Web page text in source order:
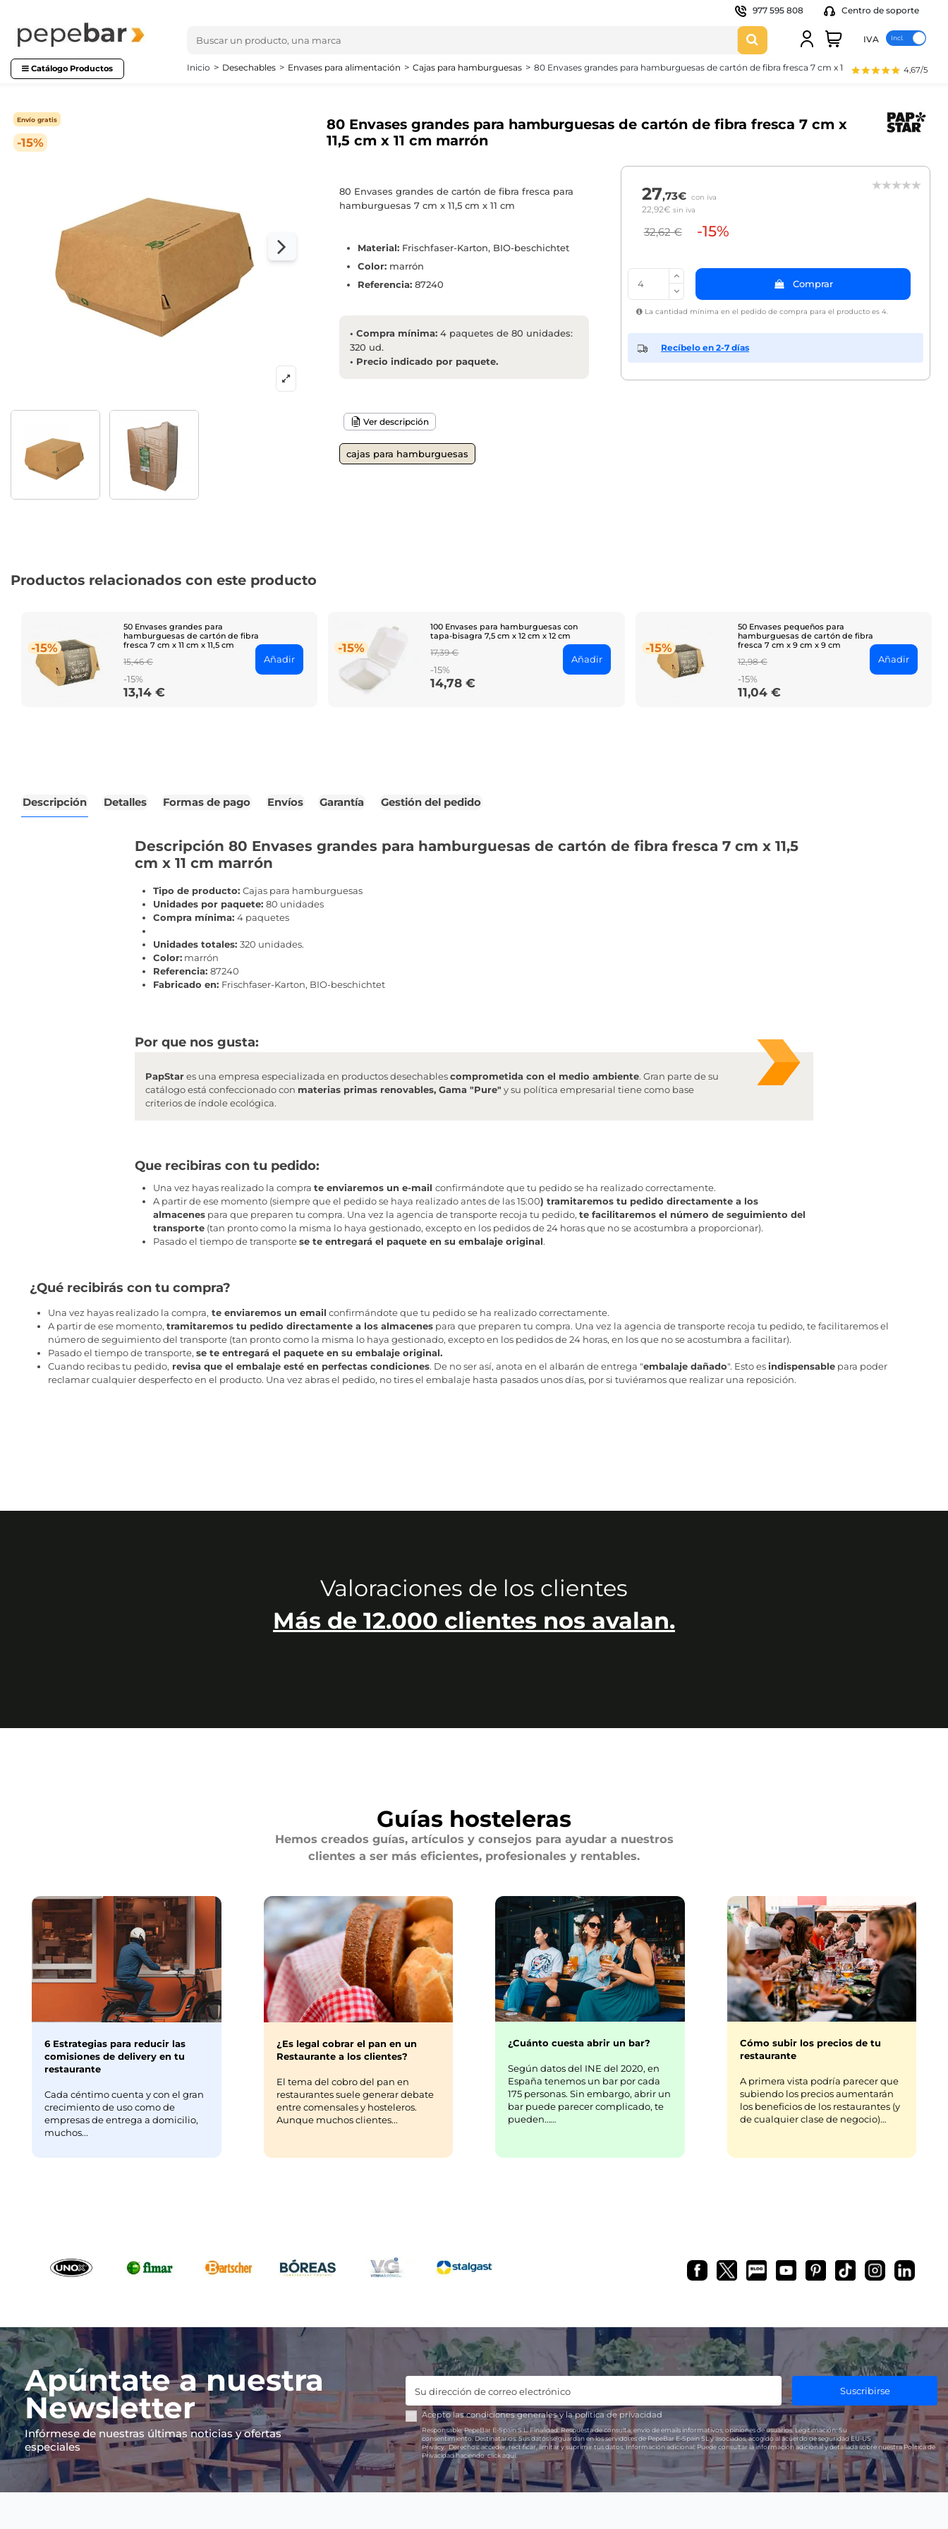
977 595 808 Centro de soporte
IVA
Catálogo Productos 4,67/5
Inicio Desechables Envases para alimentación Cajas para hamburguesas 80 Envases grandes para hamburguesas de cartón de fibra fresca 7 cm x 11,5 cm x 11 cm marrón
-15%
Envío gratis
80 Envases grandes para hamburguesas de cartón de fibra fresca 7 cm x
11,5 cm x 11 cm marrón
80 Envases grandes de cartón de fibra fresca para
hamburguesas 7 cm x 11,5 cm x 11 cm
Material:Frischfaser-Karton, BIO-beschichtet
Color:marrón
Referencia: 87240
• Compra mínima: 4 paquetes de 80 unidades:
320 ud.
• Precio indicado por paquete.
Ver descripción
cajas para hamburguesas
27,73€ con iva
22,92€ sin iva
32,62 € -15%
Comprar
La cantidad mínima en el pedido de compra para el producto es 4.
Recíbelo en 2-7 días
Productos relacionados con este producto
-15%
50 Envases grandes para
hamburguesas de cartón de fibra
fresca 7 cm x 11 cm x 11,5 cm
Regular
price
15,46 €
-15%
Price
13,14 €
Añadir
-15%
100 Envases para hamburguesas con
tapa-bisagra 7,5 cm x 12 cm x 12 cm
Regular
price
17,39 €
-15%
Price
14,78 €
Añadir
-15%
50 Envases pequeños para
hamburguesas de cartón de fibra
fresca 7 cm x 9 cm x 9 cm
Regular
price
12,98 €
-15%
Price
11,04 €
Añadir
Descripción Detalles Formas de pago Envíos Garantía Gestión del pedido
Descripción 80 Envases grandes para hamburguesas de cartón de fibra fresca 7 cm x 11,5
cm x 11 cm marrón
Tipo de producto: Cajas para hamburguesas
Unidades por paquete: 80 unidades
Compra mínima: 4 paquetes
Unidades totales: 320 unidades.
Color: marrón
Referencia: 87240
Fabricado en: Frischfaser-Karton, BIO-beschichtet
Por que nos gusta:
PapStares una empresa especializada en productos desechablescomprometida con el medio ambiente. Gran parte de su
catálogo está confeccionado con materias primas renovables, Gama "Pure" y su política empresarial tiene como base
criterios de índole ecológica.
Que recibiras con tu pedido:
Una vez hayas realizado la compra te enviaremos un e-mail confirmándote que tu pedido se ha realizado correctamente.
A partir de ese momento (siempre que el pedido se haya realizado antes de las 15:00) tramitaremos tu pedido directamente a los
almacenes para que preparen tu compra. Una vez la agencia de transporte recoja tu pedido, te facilitaremos el número de seguimiento del
transporte (tan pronto como la misma lo haya gestionado, excepto en los pedidos de 24 horas que no se acostumbra a proporcionar).
Pasado el tiempo de transportese te entregará el paquete en su embalaje original.
¿Qué recibirás con tu compra?
Una vez hayas realizado la compra, te enviaremos un email confirmándote que tu pedido se ha realizado correctamente.
A partir de ese momento, tramitaremos tu pedido directamente a los almacenespara que preparen tu compra. Una vez la agencia de transporte recoja tu pedido, te facilitaremos el
número de seguimiento del transporte (tan pronto como la misma lo haya gestionado, excepto en los pedidos de 24 horas, en los que no se acostumbra a facilitar).
Pasado el tiempo de transporte, se te entregará el paquete en su embalaje original.
Cuando recibas tu pedido, revisa que el embalaje esté en perfectas condiciones. De no ser así, anota en el albarán de entrega "embalaje dañado". Esto esindispensablepara poder
reclamar cualquier desperfecto en el producto. Una vez abras el pedido, no tires el embalaje hasta pasados unos días, por si tuviéramos que realizar una reposición.
Valoraciones de los clientes
Más de 12.000 clientes nos avalan.
Guías hosteleras
Hemos creados guías, artículos y consejos para ayudar a nuestros
clientes a ser más eficientes, profesionales y rentables.
6 Estrategias para reducir las
comisiones de delivery en tu
restaurante
Cada céntimo cuenta y con el gran
crecimiento de uso como de
empresas de entrega a domicilio,
muchos...
¿Es legal cobrar el pan en un
Restaurante a los clientes?
El tema del cobro del pan en
restaurantes suele generar debate
entre comensales y hosteleros.
Aunque muchos clientes...
¿Cuánto cuesta abrir un bar?
Según datos del INE del 2020, en
España tenemos un bar por cada
175 personas. Sin embargo, abrir un
bar puede parecer complicado, te
pueden……
Cómo subir los precios de tu
restaurante
A primera vista podría parecer que
subiendo los precios aumentarán
los beneficios de los restaurantes (y
de cualquier clase de negocio)…
Apúntate a nuestra
Newsletter
Infórmese de nuestras últimas noticias y ofertas
especiales
Suscribirse
Acepto lascondiciones generalesy lapolítica de privacidad
Responsable:PepeBar E-Spain S.L.Finalidad:Respuesta de consulta, envío de emails informativos, opiniones de usuarios. Legitimación: Su
consentimiento.Destinatarios:Sus datos se guardan en los servidores de PepeBar E-Spain SL y asociados, acogido al acuerdo de seguridad EU-US
Privacy.Derechos:acceder, rectificar, limitar y suprimir tus datos. Información adicional:Puede consultar la información adicional y detallada sobre nuestra Política de
Privacidad haciendoclick aquí.